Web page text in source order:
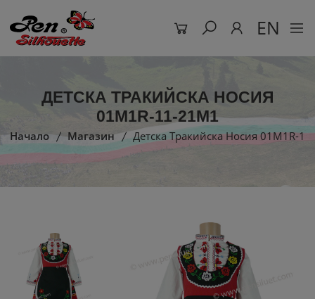
EN
ДЕТСКА ТРАКИЙСКА НОСИЯ
01M1R-11-21M1
Начало Магазин Детска Тракийска Носия 01M1R-